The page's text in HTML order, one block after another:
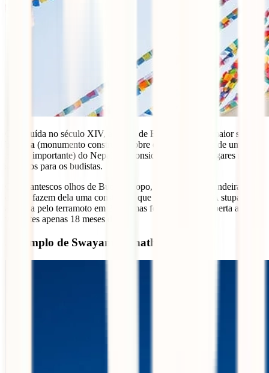
Construída no século XIV, a Stupa de Boudhanath é a maiorstupa
budista (monumento construído sobre os restos mortais de uma
pessoa importante) do Nepal, e é considerada um dos lugares mais
sagrados para os budistas.
Os gigantescos olhos de Buda no topo, e as coloridas bandeiras de
oração fazem dela uma construção que prende o olhar. A stupa foi
atingida pelo terramoto em 2015, mas foi restaurada e aberta aos
visitantes apenas 18 meses depois.
3- Templo de Swayambhunath